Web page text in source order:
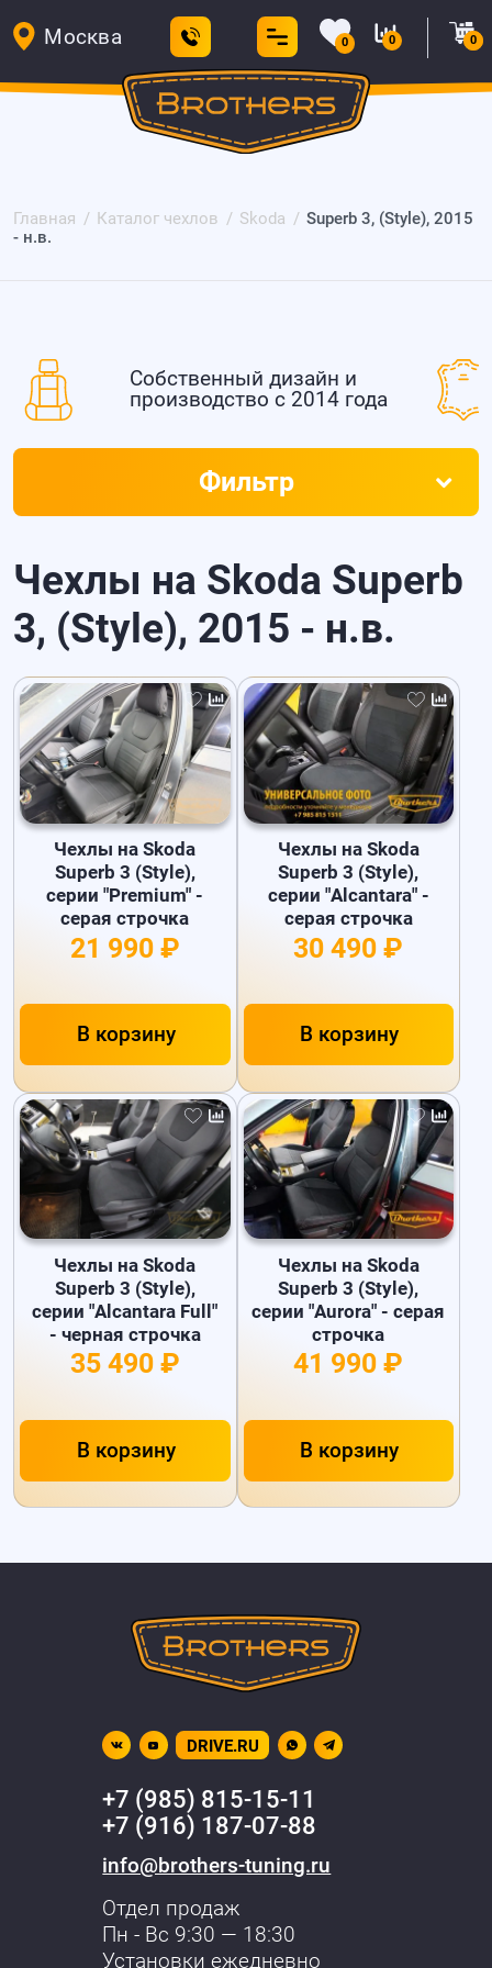
Москва 0 0 0
Главная Каталог чехлов Skoda
Superb 3, (Style), 2015
- н.в.
Собственный дизайн и
производство с 2014 года
Чехлы на Skoda Superb
3, (Style), 2015 - н.в.
Чехлы на Skoda
Superb 3 (Style),
серии "Premium" -
серая строчка
21 990 ₽
В корзину
Чехлы на Skoda
Superb 3 (Style),
серии "Alcantara" -
серая строчка
30 490 ₽
В корзину
Чехлы на Skoda
Superb 3 (Style),
серии "Alcantara Full"
- черная строчка
35 490 ₽
В корзину
Чехлы на Skoda
Superb 3 (Style),
серии "Aurora" - серая
строчка
41 990 ₽
В корзину
Фильтр
DRIVE.RU
+7 (985) 815-15-11
+7 (916) 187-07-88
info@brothers-tuning.ru
Отдел продаж
Пн - Вс 9:30 — 18:30
Установки ежедневно